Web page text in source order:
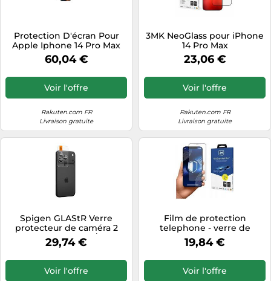
Protection D'écran Pour
Apple Iphone 14 Pro Max
Avec Filtre De
Confidentialité Panzer
Glass Transparent
60,04 €
Voir l'offre
Rakuten.com FR
Livraison gratuite
3MK NeoGlass pour iPhone
14 Pro Max
23,06 €
Voir l'offre
Rakuten.com FR
Livraison gratuite
Spigen GLAStR Verre
protecteur de caméra 2
pack iPhone 17 Pro / 17 Pro
Max / 16 Pro / 16 Pro Max / 15
Pro Max Gris
29,74 €
Voir l'offre
Film de protection
telephone - verre de
protection telephone 3mk
HardGlass Mat Max pour
19,84 €
Voir l'offre